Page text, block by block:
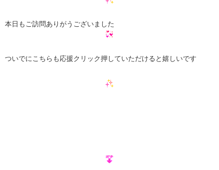
本日もご訪問ありがうございました
ついでにこちらも応援クリック押していただけると嬉しいです